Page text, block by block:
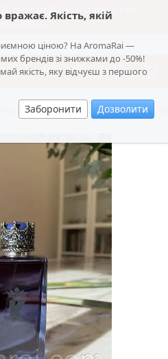
Якість, якій
ціною? На AromaRai —
брендів зі знижками до -50%!
якість, яку відчуєш з першого
Заборонити Дозволити
без удару по кишені —
Чоловіча парфумерія 👑 Стійка